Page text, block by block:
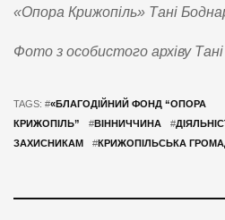
«Опора Крижопіль» Тані
Фото з особистого архіву
TAGS: #«БЛАГОДІЙНИЙ ФОНД “ОПОРА
КРИЖОПІЛЬ”
#ВІННИЧЧИНА #
ЗАХИСНИКАМ
#КРИЖОПІЛЬСЬКА